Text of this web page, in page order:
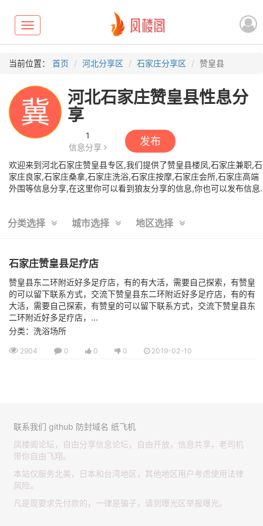
Toggle
navigation
当前位置： 首页 河北分享区 石家庄分享区 赞皇县
冀
河北石家庄赞皇县性息分
享
1
信息分享
发布
欢迎来到河北石家庄赞皇县专区,我们提供了赞皇县楼凤,石家庄兼职,石
家庄良家,石家庄桑拿,石家庄洗浴,石家庄按摩,石家庄会所,石家庄高端
外围等信息分享,在这里你可以看到狼友分享的信息,你也可以发布信息.
分类选择 城市选择 地区选择
石家庄赞皇县足疗店
赞皇县东二环附近好多足疗店，有的有大活，需要自己探索，有赞皇
的可以留下联系方式，交流下赞皇县东二环附近好多足疗店，有的有
大活，需要自己探索，有赞皇的可以留下联系方式，交流下赞皇县东
二环附近好多足疗店，...
分类：洗浴场所
2904 0 0 0 2019-02-10
联系我们 github 防封域名 纸飞机
凤楼阁论坛，自由分享信息论坛，自由开放，信息共享，老司机
带你自由飞翔。
本站仅服务北美，日本和台湾地区，其他地区用户考虑使用法律
风险。
凡是现要求先付款的，一律是骗子，请到曝光区举报曝光。